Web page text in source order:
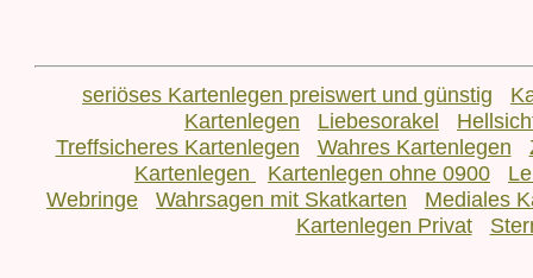
seriöses Kartenlegen preiswert und günstig
Kartenlegen
Liebesorakel
Treffsicheres Kartenlegen
Wahres Kartenlegen
Kartenlegen
Kartenlegen ohne 0900
Webringe
Wahrsagen mit Skatkarten
Mediales
Kartenlegen Privat